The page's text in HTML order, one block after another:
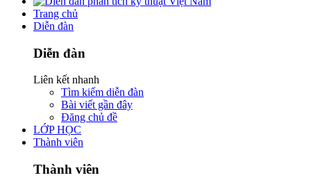
Trang chủ
Diễn đàn
Diễn đàn
Liên kết nhanh
Tìm kiếm diễn đàn
Bài viết gần đây
Đăng chủ đề
LỚP HỌC
Thành viên
Thành viên